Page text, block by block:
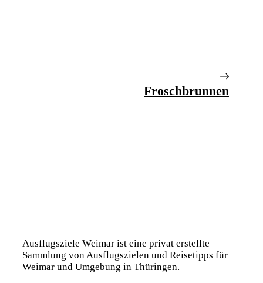
Froschbrunnen
Ausflugsziele Weimar ist eine privat erstellte
Sammlung von Ausflugszielen und Reisetipps für
Weimar und Umgebung in Thüringen.